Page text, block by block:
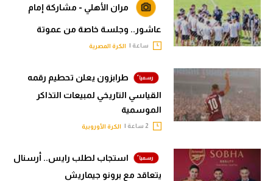
مران الأهلي - مشاركة إمام
عاشور.. وجلسة خاصة من عموتة
ساعة | الكرة المصرية
طرابزون يعلن تحطيم رقمه
القياسي التاريخي لمبيعات التذاكر
الموسمية
الكرة الأوروبية
استجاب لطلب رايس.. أرسنال
يتعاقد مع برونو جيماريش